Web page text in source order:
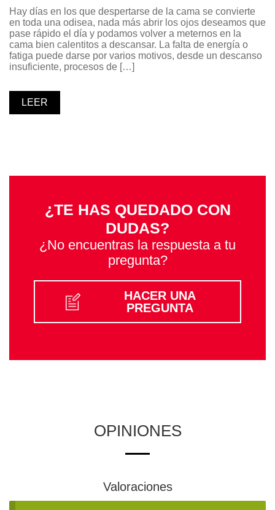
Hay días en los que despertarse de la cama se convierte
en toda una odisea, nada más abrir los ojos deseamos que
pase rápido el día y podamos volver a meternos en la
cama bien calentitos a descansar. La falta de energía o
fatiga puede darse por varios motivos, desde un descanso
insuficiente, procesos de […]
LEER
¿TE HAS QUEDADO CON
DUDAS?
¿No encuentras la respuesta a tu
pregunta?
HACER UNA
PREGUNTA
OPINIONES
Valoraciones